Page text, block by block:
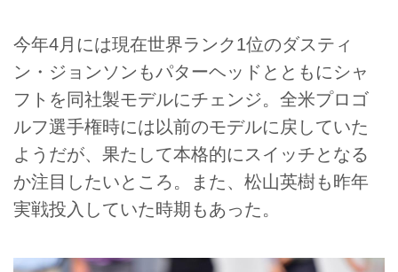
今年4月には現在世界ランク1位のダスティ
ン・ジョンソンもパターヘッドとともにシャ
フトを同社製モデルにチェンジ。全米プロゴ
ルフ選手権時には以前のモデルに戻していた
ようだが、果たして本格的にスイッチとなる
か注目したいところ。また、松山英樹も昨年
実戦投入していた時期もあった。